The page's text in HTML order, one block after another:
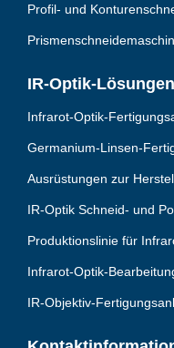
Profil- und
IR-Optik-Lösungen
Infrarot-Optik-
Germanium-Linsen-
Ausrüstungen zur
IR-Optik Schneid- und
Produktionslinie für
Infrarot-Optik-
IR-Objektiv-